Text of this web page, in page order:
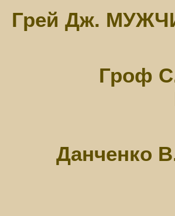
Грей Дж.
Гроф
Данченко